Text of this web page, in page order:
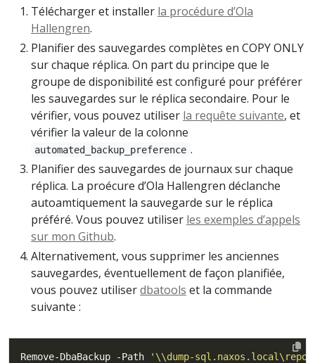
Télécharger et installer la procédure d’Ola
Hallengren.
Planifier des sauvegardes complètes en COPY ONLY
sur chaque réplica. On part du principe que le
groupe de disponibilité est configuré pour préférer
les sauvegardes sur le réplica secondaire. Pour le
vérifier, vous pouvez utiliser la requête suivante, et
vérifier la valeur de la colonne
automated_backup_preference .
Planifier des sauvegardes de journaux sur chaque
réplica. La proécure d’Ola Hallengren déclanche
autoamtiquement la sauvegarde sur le réplica
préféré. Vous pouvez utiliser les exemples d’appels
sur mon Github.
Alternativement, vous supprimer les anciennes
sauvegardes, éventuellement de façon planifiée,
vous pouvez utiliserdbatools et la commande
suivante :
Remove-DbaBackup -Path '\\dump-